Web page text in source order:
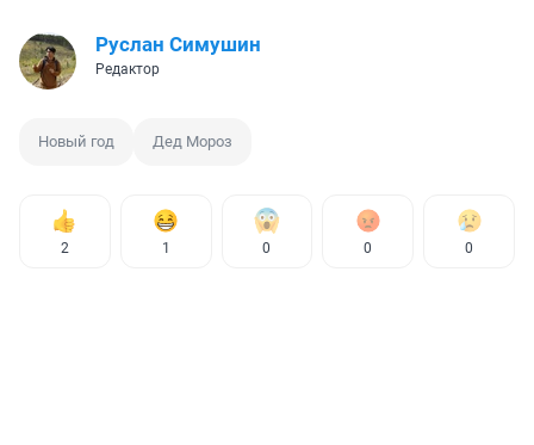
Руслан Симушин
Редактор
Новый год Дед Мороз
2 1 0 0 0